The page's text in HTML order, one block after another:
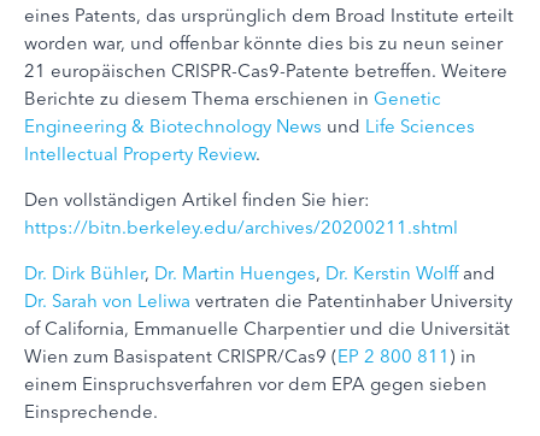
eines Patents, das ursprünglich dem Broad Institute erteilt
worden war, und offenbar könnte dies bis zu neun seiner
21 europäischen CRISPR-Cas9-Patente betreffen. Weitere
Berichte zu diesem Thema erschienen in Genetic
Engineering & Biotechnology News und Life Sciences
Intellectual Property Review.
Den vollständigen Artikel finden Sie hier:
https://bitn.berkeley.edu/archives/20200211.shtml
Dr. Dirk Bühler, Dr. Martin Huenges, Dr. Kerstin Wolffand
Dr. Sarah von Leliwa vertraten die Patentinhaber University
of California, Emmanuelle Charpentier und die Universität
Wien zum Basispatent CRISPR/Cas9 (EP 2 800 811 ) in
einem Einspruchsverfahren vor dem EPA gegen sieben
Einsprechende.